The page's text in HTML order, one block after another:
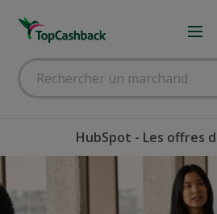
HubSpot - Les offres